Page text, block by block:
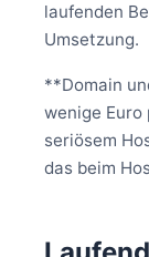
laufenden
Umsetzung.
**Domain
wenige Euro
seriösem
das beim